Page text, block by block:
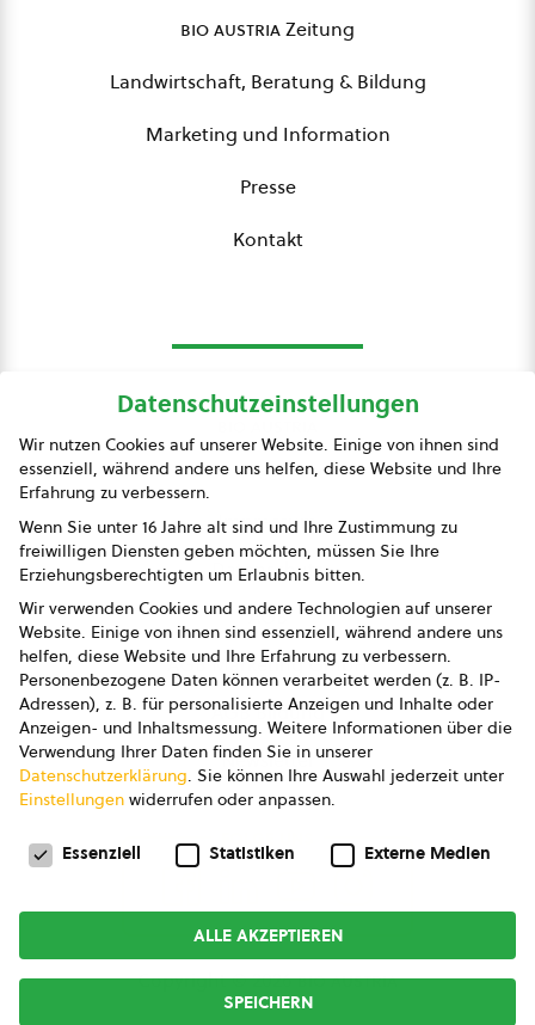
bio austriaZeitung
Landwirtschaft, Beratung & Bildung
Marketing und Information
Presse
Kontakt
Presse
Impressum
Datenschutz
AGB
AGB Marketing GmbH
AGB Bildung
Newsletter
Copyright © 2026bio austria
Datenschutzeinstellungen
Wir nutzen Cookies auf unserer Website. Einige von ihnen sind
essenziell, während andere uns helfen, diese Website und Ihre
Erfahrung zu verbessern.
Wenn Sie unter 16 Jahre alt sind und Ihre Zustimmung zu
freiwilligen Diensten geben möchten, müssen Sie Ihre
Erziehungsberechtigten um Erlaubnis bitten.
Wir verwenden Cookies und andere Technologien auf unserer
Website. Einige von ihnen sind essenziell, während andere uns
helfen, diese Website und Ihre Erfahrung zu verbessern.
Personenbezogene Daten können verarbeitet werden (z. B. IP-
Adressen), z. B. für personalisierte Anzeigen und Inhalte oder
Anzeigen- und Inhaltsmessung. Weitere Informationen über die
Verwendung Ihrer Daten finden Sie in unserer
Datenschutzerklärung. Sie können Ihre Auswahl jederzeit unter
Einstellungen widerrufen oder anpassen.
Datenschutzeinstellungen
Essenziell Statistiken Externe Medien
ALLE AKZEPTIEREN
SPEICHERN